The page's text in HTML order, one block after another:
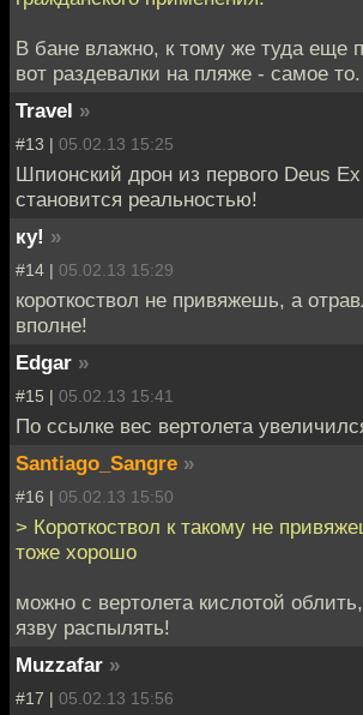
В бане влажно, к тому же туда еще
вот раздевалки на пляже - самое то.
Travel »
#13 | 05.02.13 15:25
Шпионский дрон из первого Deus
становится реальностью!
ку! »
#14 | 05.02.13 15:29
короткоствол не привяжешь, а
вполне!
Edgar »
#15 | 05.02.13 15:41
По ссылке вес вертолета
Santiago_Sangre »
#16 | 05.02.13 15:50
> Короткоствол к такому не
тоже хорошо
можно с вертолета кислотой
язву распылять!
Muzzafar »
#17 | 05.02.13 15:56